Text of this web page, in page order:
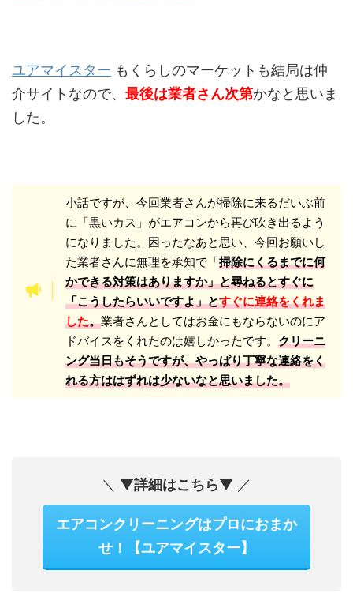
ユアマイスター もくらしのマーケットも結局は仲
介サイトなので、 最後は業者さん次第かなと思いま
した。
小話ですが、今回業者さんが掃除に来るだいぶ前
に「黒いカス」がエアコンから再び吹き出るよう
になりました。困ったなあと思い、今回お願いし
た業者さんに無理を承知で「掃除にくるまでに何
かできる対策はありますか」と尋ねるとすぐに
「こうしたらいいですよ」とすぐに連絡をくれま
した。業者さんとしてはお金にもならないのにア
ドバイスをくれたのは嬉しかったです。 クリーニ
ング当日もそうですが、やっぱり丁寧な連絡をく
れる方ははずれは少ないなと思いました。
＼ ▼詳細はこちら▼ ／
エアコンクリーニングはプロにおまか
せ！【ユアマイスター】